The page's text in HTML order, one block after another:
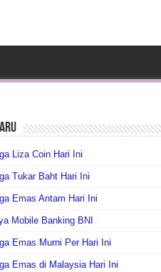
Liza Coin Hari Ini
Tukar Baht Hari Ini
Emas Antam Hari Ini
Mobile Banking BNI
Emas Murni Per Hari Ini
Emas di Malaysia Hari Ini